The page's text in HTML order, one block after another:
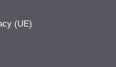
(UE)